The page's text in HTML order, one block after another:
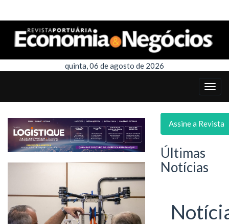
quinta, 06 de agosto de 2026
Assine a Revista
Últimas
Notícias